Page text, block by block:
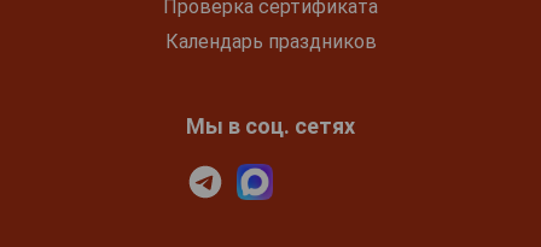
Проверка сертификата
Календарь праздников
Мы в соц. сетях